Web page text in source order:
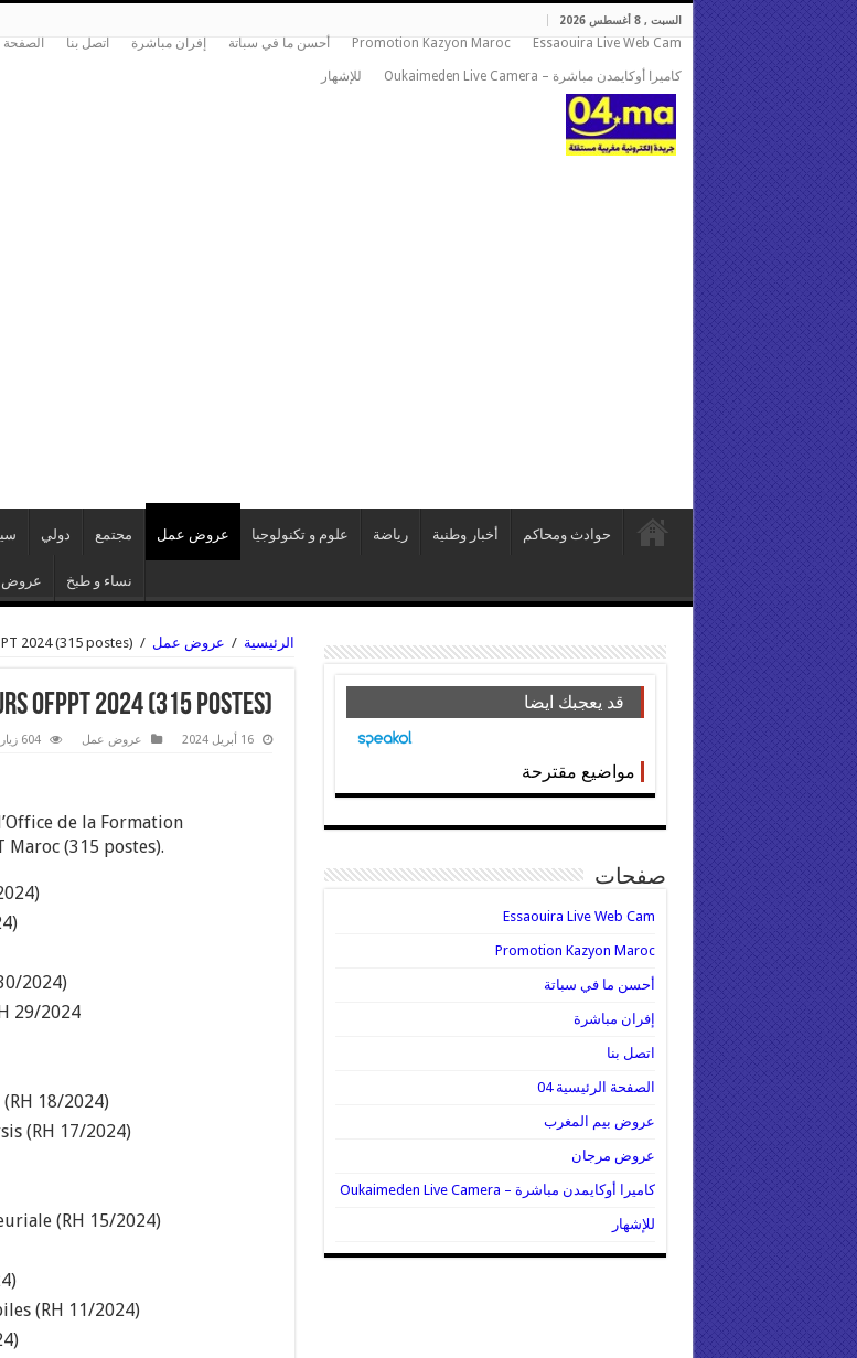
السبت , 8 أغسطس 2026
Essaouira Live Web Cam
Promotion Kazyon Maroc أحسن ما في سباتة إفران مباشرة اتصل بنا الصفحة
كاميرا أوكايمدن مباشرة – Oukaimeden Live Camera للإشهار
حوادث ومحاكم أخبار وطنية رياضة علوم و تكنولوجيا عروض عمل مجتمع دولي
نساء و طبخ عروض
الرئيسية / عروض عمل /
2024 (315 postes)
OFPPT 2024 (315 postes)
16 أبريل 2024 عروض عمل 604 زيارة
de la Formation
Maroc (315 postes).
2024)
29/2024
18/2024)
(RH 17/2024)
(RH 15/2024)
(RH 11/2024)
قد يعجبك ايضا
مواضيع مقترحة
صفحات
Essaouira Live Web Cam
Promotion Kazyon Maroc
أحسن ما في سباتة
إفران مباشرة
اتصل بنا
الصفحة الرئيسية 04
عروض بيم المغرب
عروض مرجان
كاميرا أوكايمدن مباشرة – Oukaimeden Live Camera
للإشهار